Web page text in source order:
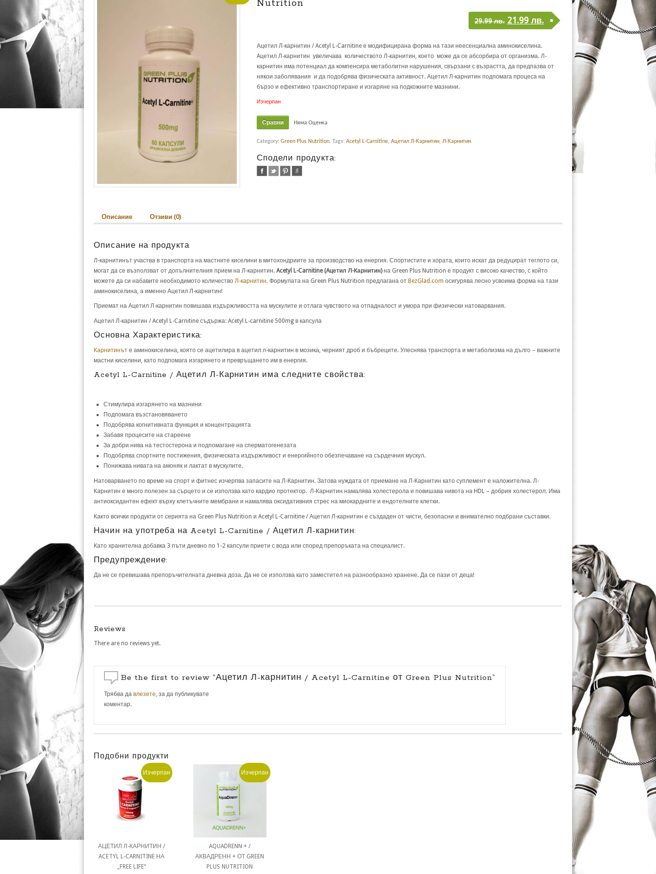
Nutrition
29.99лв. 21.99 лв.
Ацетил Л-карнитин / Acetyl L-Carnitine е модифицирана форма на тази неесенциална аминокиселина.
Aцетил Л-карнитин увеличава количеството Л-карнитин, което може да се абсорбира от организма. Л-
карнитин има потенциал да компенсира метаболитни нарушения, свързани с възрастта, да предпазва от
някои заболявания и да подобрява физическата активност. Ацетил Л-карнитин подпомага процеса на
бързо и ефективно транспортиране и изгаряне на подкожните мазнини.
Изчерпан
Сравни Няма Оценка
Category: Green Plus Nutrition. Tags: Acetyl L-Carnitine, Ацетил Л-Карнитин, Л-Карнитин.
Сподели продукта:
Описание Отзиви (0)
Описание на продукта
Л-карнитинът участва в транспорта на мастните киселини в митохондриите за производство на енергия. Спортистите и хората, които искат да редуцират теглото си,
могат да се възползват от допълнителния прием на Л-карнитин. Acetyl L-Carnitine (Aцетил Л-Карнитин)на Green Plus Nutrition е продукт с високо качество, с който
можете да си набавите необходимото количество Л-карнитин. Формулата на Green Plus Nutrition предлагана от BezGlad.com осигурява лесно усвоима форма на тази
аминокиселина, а именно Ацетил Л-карнитин!
Приемат на Ацетил Л-карнитин повишава издържливостта на мускулите и отлага чувството на отпадналост и умора при физически натоварвания.
Ацетил Л-карнитин / Acetyl L-Carnitine съдържа: Acetyl L-carnitine 500mg в капсула
Основна Характеристика:
Карнитинът е аминокиселина, която се ацетилира в ацетил л-карнитин в мозика, черният дроб и бъбреците. Улеснява транспорта и метаболизма на дълго – важните
мастни киселини, като подпомага изгарянето и превръщането им в енергия.
Acetyl L-Carnitine / Ацетил Л-Карнитин има следните свойства:
Стимулира изгарянето на мазнини
Подпомага възстановяването
Подобрява когнитивната функция и концентрацията
Забавя процесите на стареене
За добри нива на тестостерона и подпомагане на сперматогенезата
Подобрява спортните постижения, физическата издържливост и енергийното обезпечаване на сърдечния мускул.
Понижава нивата на амоняк и лактат в мускулите.
Натоварването по време на спорт и фитнес изчерпва запасите на Л-Карнитин. Затова нуждата от приемане на Л-Карнитин като суплемент е наложителна. Л-
Карнитин е много полезен за сърцето и се използва като кардио протектор. Л-Карнитин намалява холестерола и повишава нивота на HDL – добрия холестерол. Има
антиоксидантен ефект върху клетъчните мембрани и намалява оксидативния стрес на миокардните и ендотелните клетки.
Както всички продукти от серията на Green Plus Nutrition и Acetyl L-Carnitine / Ацетил Л-карнитин е създаден от чисти, безопасни и внимателно подбрани съставки.
Начин на употреба на Acetyl L-Carnitine / Ацетил Л-карнитин:
Като хранителна добавка 3 пъти дневно по 1-2 капсули приети с вода или според препоръката на специалист.
Предупреждение:
Да не се превишава препоръчителната дневна доза. Да не се използва като заместител на разнообразно хранене. Да се пази от деца!
Reviews
There are no reviews yet.
Be the first to review “Ацетил Л-карнитин / Acetyl L-Carnitine от Green Plus Nutrition”
Трябва да влезете, за да публикувате
коментар.
Подобни продукти
Промо!
Изчерпан
АЦЕТИЛ Л-КАРНИТИН /
ACETYL L-CARNITINE НА
„FREE LIFE“
Изчерпан
AQUADRENN + /
АКВАДРЕНН + ОТ GREEN
PLUS NUTRITION